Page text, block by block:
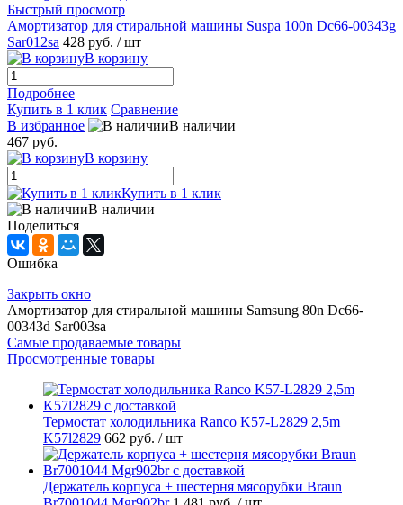
Быстрый просмотр
Амортизатор для стиральной машины Suspa 100n Dc66-00343g
Sar012sa 428 руб. / шт
В корзину
Подробнее
Купить в 1 клик Сравнение
В избранное
В наличии
467 руб.
В корзину
Купить в 1 клик
В наличии
Поделиться
Ошибка
Закрыть окно
Амортизатор для стиральной машины Samsung 80n Dc66-
00343d Sar003sa
Самые продаваемые товары
Просмотренные товары
Термостат холодильника Ranco K57-L2829 2,5m
K57l2829 662 руб. / шт
Держатель корпуса + шестерня мясорубки Braun